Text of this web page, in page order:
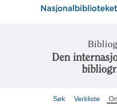
Den
Søk Verkliste